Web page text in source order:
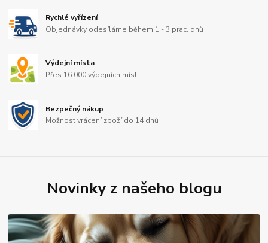
Rychlé vyřízení
Objednávky odesíláme během 1 - 3 prac. dnů
Výdejní místa
Přes 16 000 výdejních míst
Bezpečný nákup
Možnost vrácení zboží do 14 dnů
Novinky z našeho blogu